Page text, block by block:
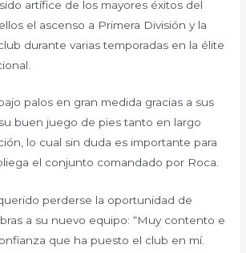
artífice de los mayores éxitos del
el ascenso a Primera División y la
durante varias temporadas en la élite
palos en gran medida gracias a sus
buen juego de pies tanto en largo
lo cual sin duda es importante para
el conjunto comandado por Roca.
perderse la oportunidad de
a su nuevo equipo: “Muy contento e
que ha puesto el club en mí.